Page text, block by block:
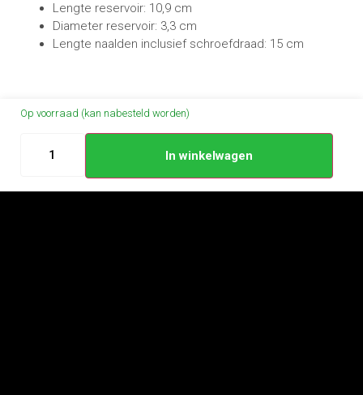
Lengte reservoir: 10,9 cm
Diameter reservoir: 3,3 cm
Lengte naalden inclusief schroefdraad: 15 cm
Op voorraad (kan nabesteld worden)
In winkelwagen